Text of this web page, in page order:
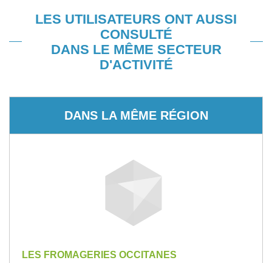
LES UTILISATEURS ONT AUSSI
CONSULTÉ
DANS LE MÊME SECTEUR
D'ACTIVITÉ
DANS LA MÊME RÉGION
LES FROMAGERIES OCCITANES